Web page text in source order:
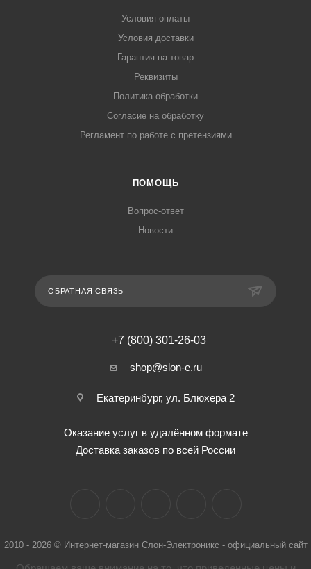
Условия оплаты
Условия доставки
Гарантия на товар
Реквизиты
Политика обработки
Согласие на обработку
Регламент по работе с претензиями
ПОМОЩЬ
Вопрос-ответ
Новости
ОБРАТНАЯ СВЯЗЬ
+7 (800) 301-26-03
shop@slon-e.ru
Екатеринбург, ул. Блюхера 2
Оказание услуг в удалённом формате
Доставка заказов по всей России
2010 - 2026 © Интернет-магазин Слон-Электроникс - официальный сайт